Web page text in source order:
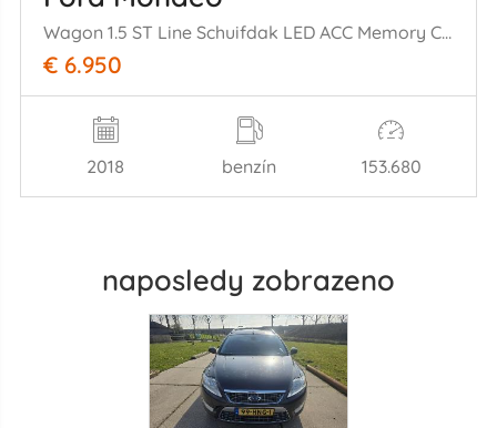
Wagon 1.5 ST Line Schuifdak LED ACC Memory Camera SHZ LRHZ AHK
€ 6.950
2018 benzín 153.680
naposledy zobrazeno